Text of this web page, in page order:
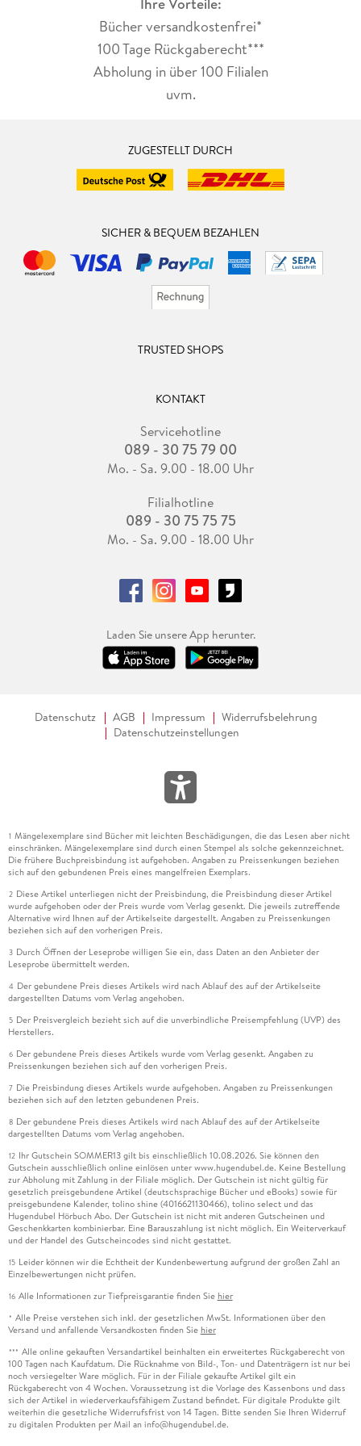
Bücher versandkostenfrei*
100 Tage Rückgaberecht***
Abholung in über 100 Filialen
uvm.
ZUGESTELLT DURCH
SICHER & BEQUEM BEZAHLEN
TRUSTED SHOPS
KONTAKT
Servicehotline
089 - 30 75 79 00
Mo. - Sa. 9.00 - 18.00 Uhr
Filialhotline
089 - 30 75 75 75
Mo. - Sa. 9.00 - 18.00 Uhr
Laden Sie unsere App herunter.
Datenschutz AGB Impressum
Widerrufsbelehrung
Datenschutzeinstellungen
1 Mängelexemplare sind Bücher mit leichten Beschädigungen, die das Lesen aber nicht
einschränken. Mängelexemplare sind durch einen Stempel als solche gekennzeichnet.
Die frühere Buchpreisbindung ist aufgehoben. Angaben zu Preissenkungen beziehen
sich auf den gebundenen Preis eines mangelfreien Exemplars.
2 Diese Artikel unterliegen nicht der Preisbindung, die Preisbindung dieser Artikel
wurde aufgehoben oder der Preis wurde vom Verlag gesenkt. Die jeweils zutreffende
Alternative wird Ihnen auf der Artikelseite dargestellt. Angaben zu Preissenkungen
beziehen sich auf den vorherigen Preis.
3 Durch Öffnen der Leseprobe willigen Sie ein, dass Daten an den Anbieter der
Leseprobe übermittelt werden.
4 Der gebundene Preis dieses Artikels wird nach Ablauf des auf der Artikelseite
dargestellten Datums vom Verlag angehoben.
5 Der Preisvergleich bezieht sich auf die unverbindliche Preisempfehlung (UVP) des
Herstellers.
6 Der gebundene Preis dieses Artikels wurde vom Verlag gesenkt. Angaben zu
Preissenkungen beziehen sich auf den vorherigen Preis.
7 Die Preisbindung dieses Artikels wurde aufgehoben. Angaben zu Preissenkungen
beziehen sich auf den letzten gebundenen Preis.
8 Der gebundene Preis dieses Artikels wird nach Ablauf des auf der Artikelseite
dargestellten Datums vom Verlag angehoben.
12 Ihr Gutschein SOMMER13 gilt bis einschließlich 10.08.2026. Sie können den
Gutschein ausschließlich online einlösen unter www.hugendubel.de. Keine Bestellung
zur Abholung mit Zahlung in der Filiale möglich. Der Gutschein ist nicht gültig für
gesetzlich preisgebundene Artikel (deutschsprachige Bücher und eBooks) sowie für
preisgebundene Kalender, tolino shine (4016621130466), tolino select und das
Hugendubel Hörbuch Abo. Der Gutschein ist nicht mit anderen Gutscheinen und
Geschenkkarten kombinierbar. Eine Barauszahlung ist nicht möglich. Ein Weiterverkauf
und der Handel des Gutscheincodes sind nicht gestattet.
15 Leider können wir die Echtheit der Kundenbewertung aufgrund der großen Zahl an
Einzelbewertungen nicht prüfen.
16 Alle Informationen zur Tiefpreisgarantie finden Sie hier
* Alle Preise verstehen sich inkl. der gesetzlichen MwSt. Informationen über den
Versand und anfallende Versandkosten finden Sie hier
*** Alle online gekauften Versandartikel beinhalten ein erweitertes Rückgaberecht von
100 Tagen nach Kaufdatum. Die Rücknahme von Bild-, Ton- und Datenträgern ist nur bei
noch versiegelter Ware möglich. Für in der Filiale gekaufte Artikel gilt ein
Rückgaberecht von 4 Wochen. Voraussetzung ist die Vorlage des Kassenbons und dass
sich der Artikel in wiederverkaufsfähigem Zustand befindet. Für digitale Produkte gilt
weiterhin die gesetzliche Widerrufsfrist von 14 Tagen. Bitte senden Sie Ihren Widerruf
zu digitalen Produkten per Mail an info@hugendubel.de.